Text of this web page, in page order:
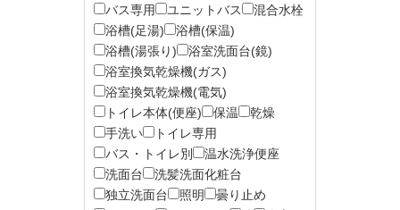
バス専用
ユニットバス
混合水栓
浴槽(足湯)
浴槽(保温)
浴槽(湯張り)
浴室洗面台(鏡)
浴室換気乾燥機(ガス)
浴室換気乾燥機(電気)
トイレ本体(便座)
保温
乾燥
手洗い
トイレ専用
バス・トイレ別
温水洗浄便座
洗面台
洗髪洗面化粧台
独立洗面台
照明
曇り止め